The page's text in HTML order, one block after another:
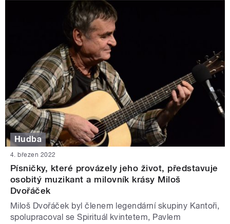
Hudba
4. březen 2022
Písničky, které provázely jeho život, představuje
osobitý muzikant a milovník krásy Miloš
Dvořáček
Miloš Dvořáček byl členem legendární skupiny Kantoři,
spolupracoval se Spirituál kvintetem, Pavlem